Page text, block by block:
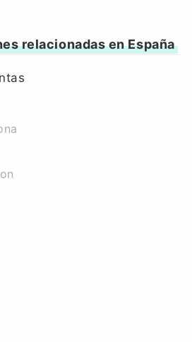
relacionadas en España